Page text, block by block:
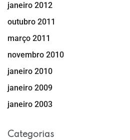
janeiro 2012
outubro 2011
março 2011
novembro 2010
janeiro 2010
janeiro 2009
janeiro 2003
Categorias